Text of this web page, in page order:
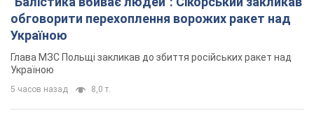
Чорному морі біля Одеси: подробиці
Під час евакуації екіпажу російські терористи завдали ще
одного удару безпілотником по судну
3 часа назад 2,4 т.